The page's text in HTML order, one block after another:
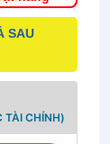
SAU
TÀI CHÍNH)